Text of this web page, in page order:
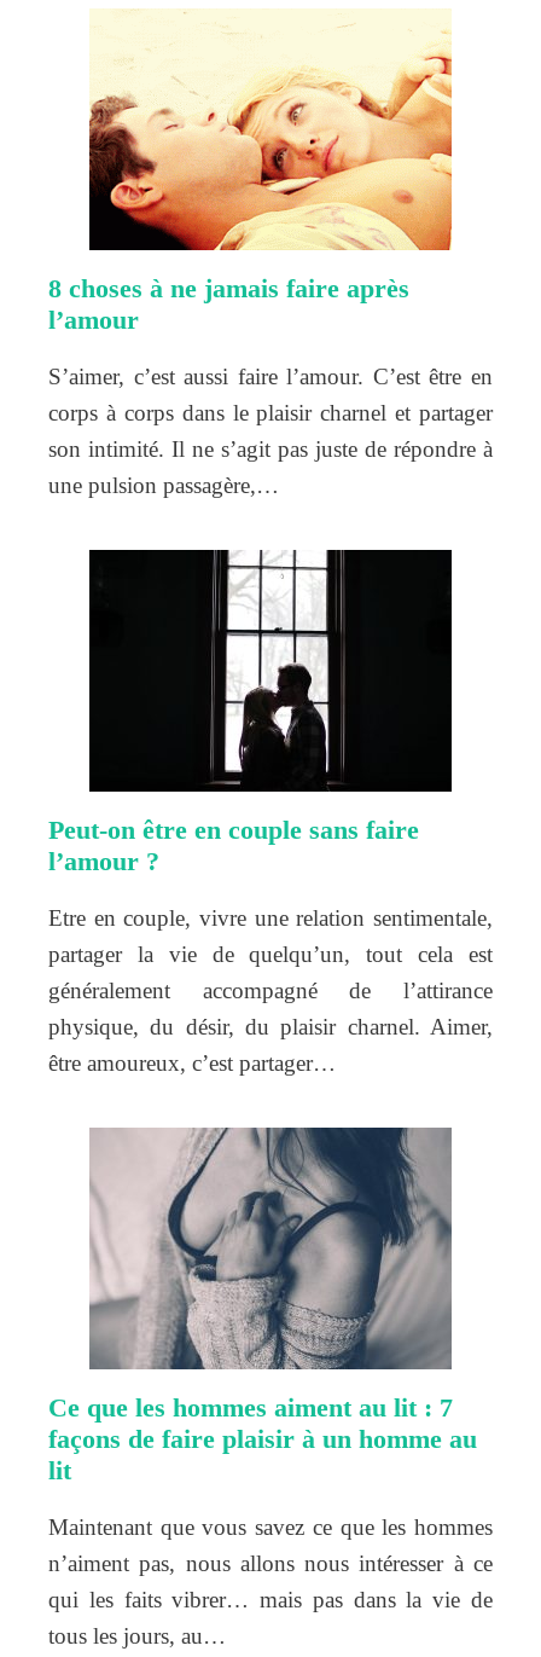
8 choses à ne jamais faire après
l’amour
S’aimer, c’est aussi faire l’amour. C’est être en
corps à corps dans le plaisir charnel et partager
son intimité. Il ne s’agit pas juste de répondre à
une pulsion passagère,…
Peut-on être en couple sans faire
l’amour ?
Etre en couple, vivre une relation sentimentale,
partager la vie de quelqu’un, tout cela est
généralement accompagné de l’attirance
physique, du désir, du plaisir charnel. Aimer,
être amoureux, c’est partager…
Ce que les hommes aiment au lit : 7
façons de faire plaisir à un homme au
lit
Maintenant que vous savez ce que les hommes
n’aiment pas, nous allons nous intéresser à ce
qui les faits vibrer… mais pas dans la vie de
tous les jours, au…